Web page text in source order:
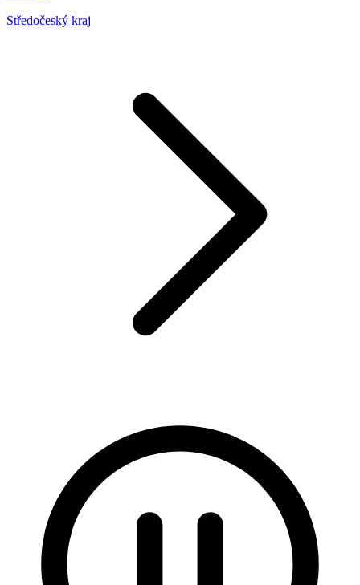
Středočeský kraj